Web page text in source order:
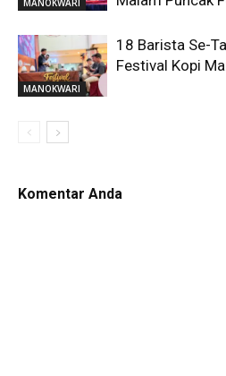
MANOKWARI
18 Barista Se-
Festival Kopi
Komentar Anda